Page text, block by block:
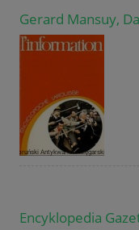
Gerard Mansuy,
Encyklopedia